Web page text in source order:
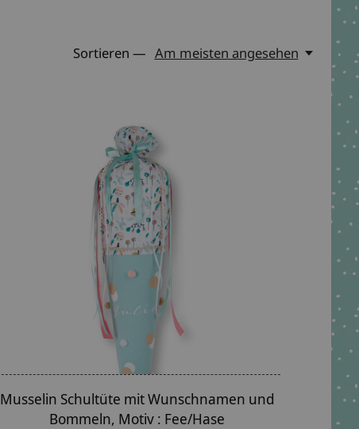
Sortieren — Am meisten angesehen
Musselin Schultüte mit Wunschnamen und
Bommeln, Motiv : Fee/Hase